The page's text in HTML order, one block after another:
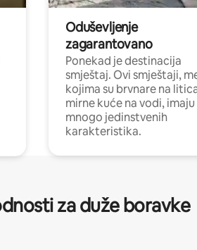
Oduševljenje
zagarantovano
Ponekad je destinacija
smještaj. Ovi smještaji,
kojima su brvnare na
mirne kuće na vodi, imaju
mnogo jedinstvenih
karakteristika.
za duže boravke